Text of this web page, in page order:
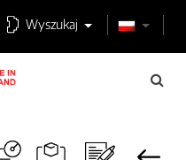
Wyszukaj